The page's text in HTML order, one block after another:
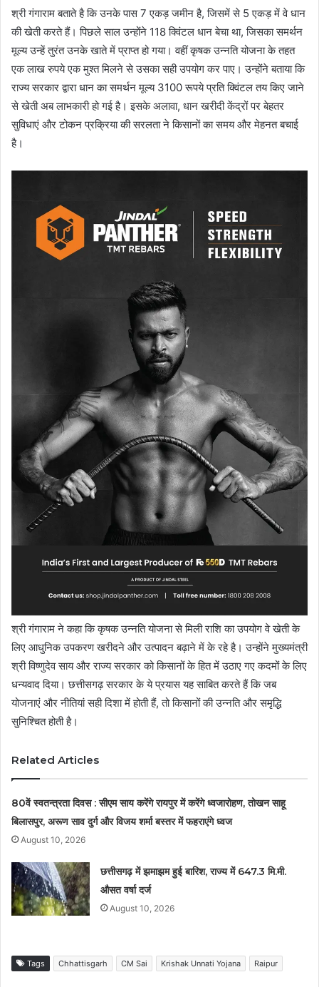
श्री गंगाराम बताते है कि उनके पास 7 एकड़ जमीन है, जिसमें से 5 एकड़ में वे धान
की खेती करते हैं। पिछले साल उन्होंने 118 क्विंटल धान बेचा था, जिसका समर्थन
मूल्य उन्हें तुरंत उनके खाते में प्राप्त हो गया। वहीं कृषक उन्नति योजना के तहत
एक लाख रुपये एक मुश्त मिलने से उसका सही उपयोग कर पाए। उन्होंने बताया कि
राज्य सरकार द्वारा धान का समर्थन मूल्य 3100 रूपये प्रति क्विंटल तय किए जाने
से खेती अब लाभकारी हो गई है। इसके अलावा, धान खरीदी केंद्रों पर बेहतर
सुविधाएं और टोकन प्रक्रिया की सरलता ने किसानों का समय और मेहनत बचाई
है।
श्री गंगाराम ने कहा कि कृषक उन्नति योजना से मिली राशि का उपयोग वे खेती के
लिए आधुनिक उपकरण खरीदने और उत्पादन बढ़ाने में के रहे है। उन्होंने मुख्यमंत्री
श्री विष्णुदेव साय और राज्य सरकार को किसानों के हित में उठाए गए कदमों के लिए
धन्यवाद दिया। छत्तीसगढ़ सरकार के ये प्रयास यह साबित करते हैं कि जब
योजनाएं और नीतियां सही दिशा में होती हैं, तो किसानों की उन्नति और समृद्धि
सुनिश्चित होती है।
Related Articles
80वें स्वतन्त्रता दिवस : सीएम साय करेंगे रायपुर में करेंगे ध्वजारोहण, तोखन साहू
बिलासपुर, अरूण साव दुर्ग और विजय शर्मा बस्तर में फहराएंगे ध्वज
August 10, 2026
छत्तीसगढ़ में झमाझम हुई बारिश, राज्य में 647.3 मि.मी.
औसत वर्षा दर्ज
August 10, 2026
Tags Chhattisgarh CM Sai Krishak Unnati Yojana Raipur